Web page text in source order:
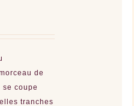
de
se coupe
tranches